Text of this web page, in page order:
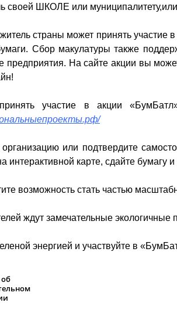
своей ШКОЛЕ или
страны может принять участие
Сбор макулатуры также
предприятия. На сайте акции вы
участие в акции
организацию или подтвердите
интерактивной карте, сдайте бумагу
возможность стать частью
ждут замечательные экологичные
энергией и участвуйте в